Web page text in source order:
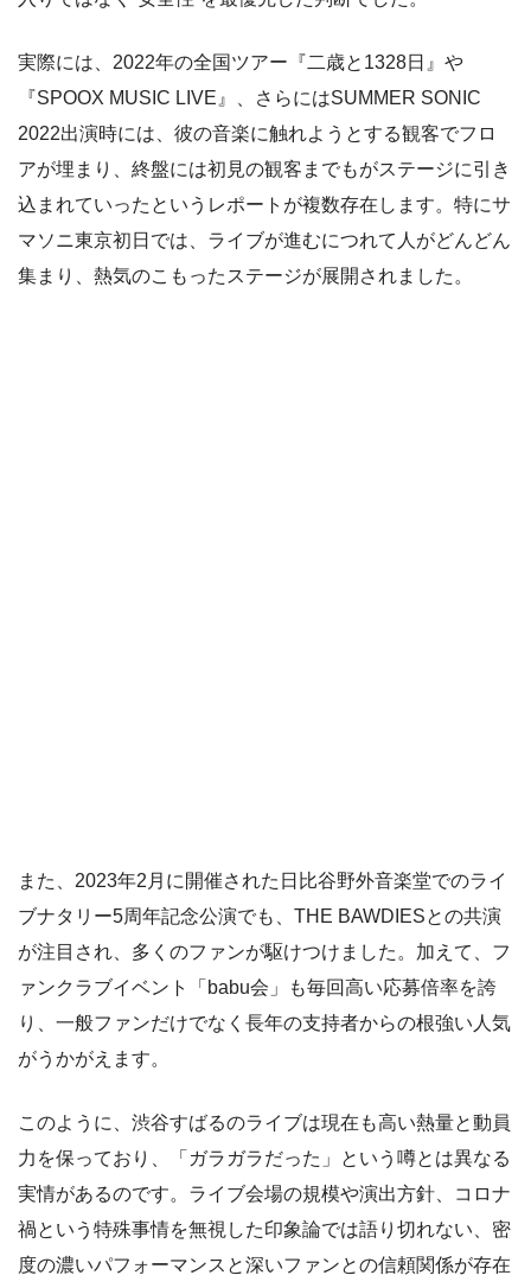
実際には、2022年の全国ツアー『二歳と1328日』や
『SPOOX MUSIC LIVE』、さらにはSUMMER SONIC
2022出演時には、彼の音楽に触れようとする観客でフロ
アが埋まり、終盤には初見の観客までもがステージに引き
込まれていったというレポートが複数存在します。特にサ
マソニ東京初日では、ライブが進むにつれて人がどんどん
集まり、熱気のこもったステージが展開されました。
また、2023年2月に開催された日比谷野外音楽堂でのライ
ブナタリー5周年記念公演でも、THE BAWDIESとの共演
が注目され、多くのファンが駆けつけました。加えて、フ
ァンクラブイベント「babu会」も毎回高い応募倍率を誇
り、一般ファンだけでなく長年の支持者からの根強い人気
がうかがえます。
このように、渋谷すばるのライブは現在も高い熱量と動員
力を保っており、「ガラガラだった」という噂とは異なる
実情があるのです。ライブ会場の規模や演出方針、コロナ
禍という特殊事情を無視した印象論では語り切れない、密
度の濃いパフォーマンスと深いファンとの信頼関係が存在